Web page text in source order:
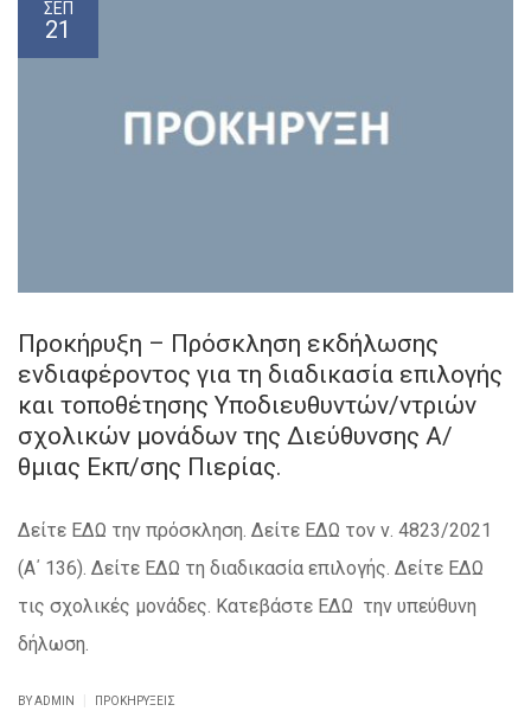
ΣΕΠ
21
Προκήρυξη – Πρόσκληση εκδήλωσης
ενδιαφέροντος για τη διαδικασία επιλογής
και τοποθέτησης Υποδιευθυντών/ντριών
σχολικών μονάδων της Διεύθυνσης Α/
θμιας Εκπ/σης Πιερίας.
Δείτε ΕΔΩ την πρόσκληση. Δείτε ΕΔΩ τον ν. 4823/2021
(Α΄ 136). Δείτε ΕΔΩ τη διαδικασία επιλογής. Δείτε ΕΔΩ
τις σχολικές μονάδες. Κατεβάστε ΕΔΩ την υπεύθυνη
δήλωση.
BY ADMIN ΠΡΟΚΗΡΎΞΕΙΣ